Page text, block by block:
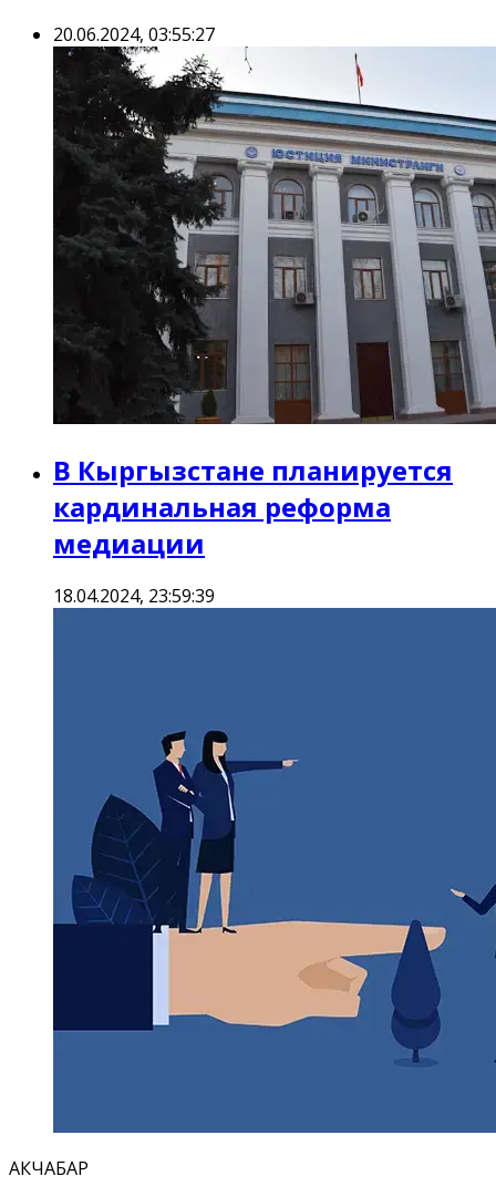
20.06.2024, 03:55:27
В Кыргызстане планируется
кардинальная реформа
медиации
18.04.2024, 23:59:39
АКЧАБАР